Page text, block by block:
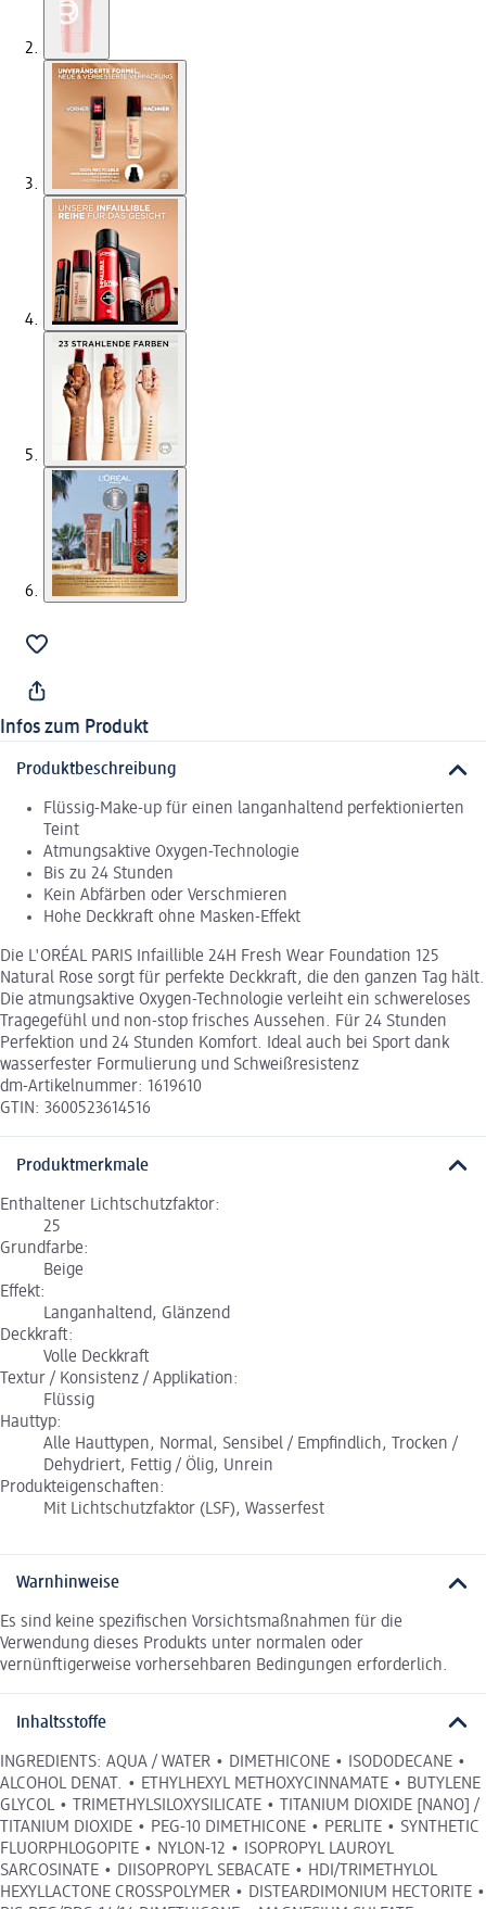
Infos zum Produkt
Produktbeschreibung
Flüssig-Make-up für einen langanhaltend perfektionierten
Teint
Atmungsaktive Oxygen-Technologie
Bis zu 24 Stunden
Kein Abfärben oder Verschmieren
Hohe Deckkraft ohne Masken-Effekt
Die L'ORÉAL PARIS Infaillible 24H Fresh Wear Foundation 125
Natural Rose sorgt für perfekte Deckkraft, die den ganzen Tag hält.
Die atmungsaktive Oxygen-Technologie verleiht ein schwereloses
Tragegefühl und non-stop frisches Aussehen. Für 24 Stunden
Perfektion und 24 Stunden Komfort. Ideal auch bei Sport dank
wasserfester Formulierung und Schweißresistenz
dm-Artikelnummer: 1619610
GTIN: 3600523614516
Produktmerkmale
Enthaltener Lichtschutzfaktor:
25
Grundfarbe:
Beige
Effekt:
Langanhaltend, Glänzend
Deckkraft:
Volle Deckkraft
Textur / Konsistenz / Applikation:
Flüssig
Hauttyp:
Alle Hauttypen, Normal, Sensibel / Empfindlich, Trocken /
Dehydriert, Fettig / Ölig, Unrein
Produkteigenschaften:
Mit Lichtschutzfaktor (LSF), Wasserfest
Warnhinweise
Es sind keine spezifischen Vorsichtsmaßnahmen für die
Verwendung dieses Produkts unter normalen oder
vernünftigerweise vorhersehbaren Bedingungen erforderlich.
Inhaltsstoffe
INGREDIENTS: AQUA / WATER • DIMETHICONE • ISODODECANE •
ALCOHOL DENAT. • ETHYLHEXYL METHOXYCINNAMATE • BUTYLENE
GLYCOL • TRIMETHYLSILOXYSILICATE • TITANIUM DIOXIDE [NANO] /
TITANIUM DIOXIDE • PEG-10 DIMETHICONE • PERLITE • SYNTHETIC
FLUORPHLOGOPITE • NYLON-12 • ISOPROPYL LAUROYL
SARCOSINATE • DIISOPROPYL SEBACATE • HDI/TRIMETHYLOL
HEXYLLACTONE CROSSPOLYMER • DISTEARDIMONIUM HECTORITE •